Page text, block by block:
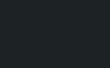
हुने भएको छ
सूचीकृत हुने